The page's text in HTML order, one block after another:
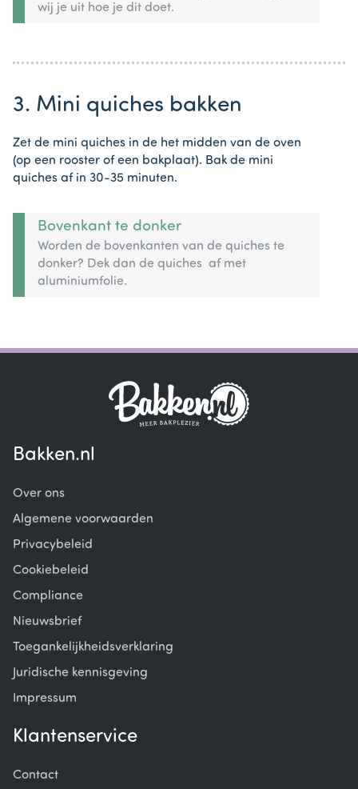
wij je uit hoe je dit doet.
3. Mini quiches bakken
Zet de mini quiches in de het midden van de oven
(op een rooster of een bakplaat). Bak de mini
quiches af in 30-35 minuten.
Bovenkant te donker
Worden de bovenkanten van de quiches te
donker? Dek dan de quiches af met
aluminiumfolie.
Bakken.nl
Over ons
Algemene voorwaarden
Privacybeleid
Cookiebeleid
Compliance
Nieuwsbrief
Toegankelijkheidsverklaring
Juridische kennisgeving
Impressum
Klantenservice
Contact